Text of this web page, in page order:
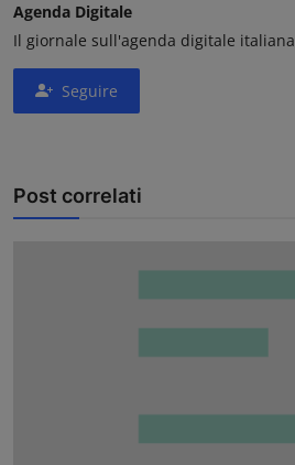
Agenda Digitale
Il giornale sull'agenda digitale italiana
Seguire
Post correlati